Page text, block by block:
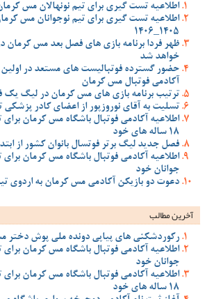
اطلاعیه تست گیری برای تیم نونهالان مس کرمان در
اطلاعیه تست گیری برای تیم نوجوانان مس
1405_1406
ظهر فردا برنامه بازی های فصل بعد مس
خواهد شد
حضور گسترده فوتبالیست های مستعد در
آکادمی فوتبال مس کرمان
ترتیب برنامه بازی های مس کرمان در لیگ
تسلیت به آقای نوروزپور از اعضای کادر
اطلاعیه آکادمی فوتبال باشگاه مس کرمان
18 ساله های خود
فصل جدید لیگ برتر فوتسال بانوان کشور از
اطلاعیه آکادمی فوتبال باشگاه مس کرمان
جوانان خود
دعوت دو بازیکن آکادمی مس کرمان به اردوی
آخرین مطالب
رکوردشکنی های پیاپی دونده ملی پوش دختر
اطلاعیه آکادمی فوتبال باشگاه مس کرمان
جوانان خود
اطلاعیه آکادمی فوتبال باشگاه مس کرمان
18 ساله های خود